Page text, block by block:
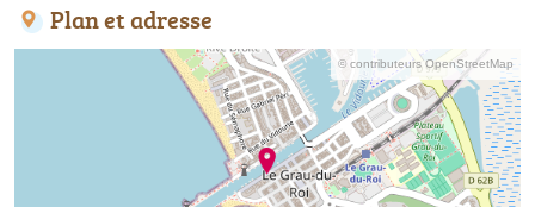
Plan et adresse
© contributeurs OpenStreetMap